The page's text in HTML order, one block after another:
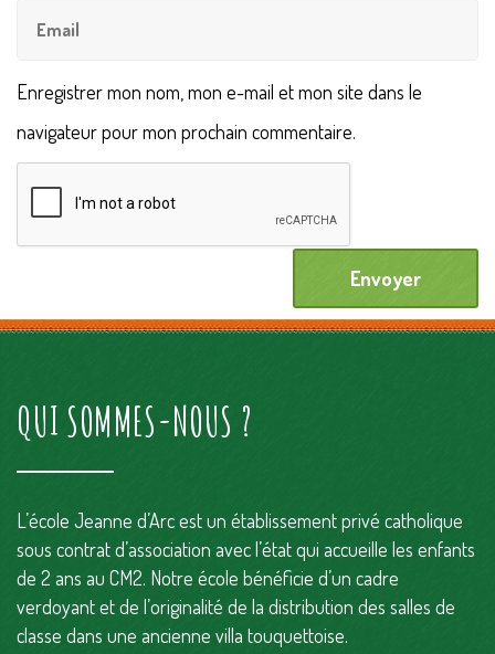
Enregistrer mon nom, mon e-mail et mon site dans le
navigateur pour mon prochain commentaire.
QUI SOMMES-NOUS ?
L’école Jeanne d’Arc est un établissement privé catholique
sous contrat d’association avec l’état qui accueille les enfants
de 2 ans au CM2. Notre école bénéficie d’un cadre
verdoyant et de l’originalité de la distribution des salles de
classe dans une ancienne villa touquettoise.